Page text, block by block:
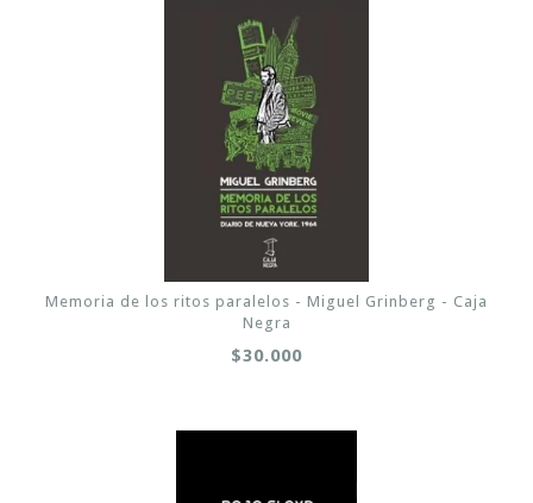
Memoria de los ritos paralelos - Miguel Grinberg - Caja
Negra
$30.000